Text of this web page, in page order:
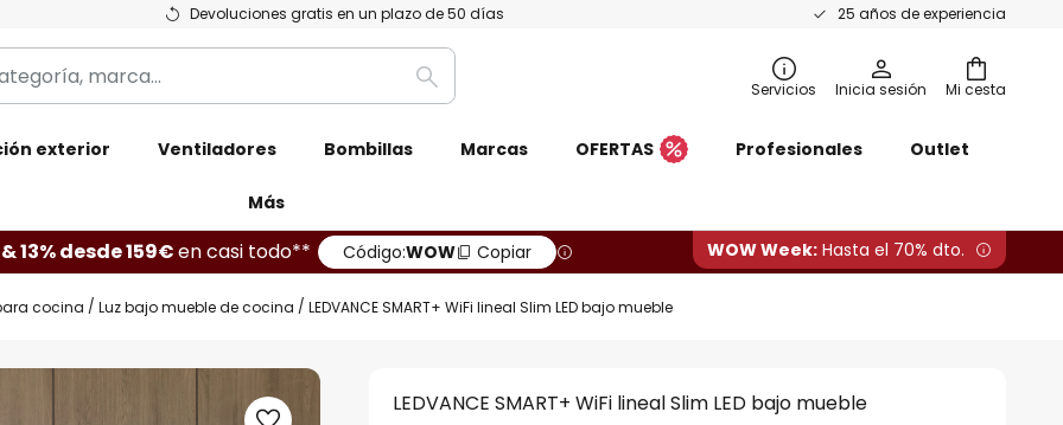
Devoluciones gratis en un plazo de 50 días 25 años de experiencia
Mi cesta
Buscar Servicios Inicia sesión
exterior Ventiladores Bombillas Marcas OFERTAS Profesionales Outlet
Más
13% desde 159€en casi todo** Código:WOW Copiar WOW Week: Hasta el 70% dto.
cocina Luz bajo mueble de cocina LEDVANCE SMART+ WiFi lineal Slim LED bajo mueble
LEDVANCE SMART+ WiFi lineal Slim LED bajo mueble